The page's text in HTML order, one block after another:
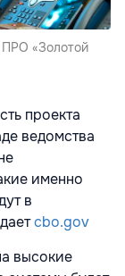
«Золотой
проекта
ведомства
именно
в
cbo.gov
высокие